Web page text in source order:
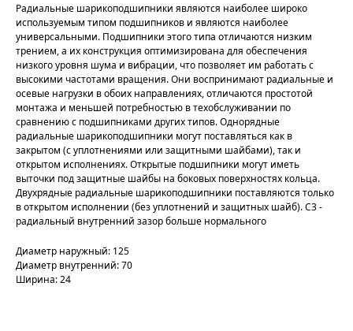
Радиальные шарикоподшипники являются наиболее широко
используемым типом подшипников и являются наиболее
универсальными. Подшипники этого типа отличаются низким
трением, а их конструкция оптимизирована для обеспечения
низкого уровня шума и вибрации, что позволяет им работать с
высокими частотами вращения. Они воспринимают радиальные и
осевые нагрузки в обоих направлениях, отличаются простотой
монтажа и меньшей потребностью в техобслуживании по
сравнению с подшипниками других типов. Однорядные
радиальные шарикоподшипники могут поставляться как в
закрытом (с уплотнениями или защитными шайбами), так и
открытом исполнениях. Открытые подшипники могут иметь
выточки под защитные шайбы на боковых поверхностях кольца.
Двухрядные радиальные шарикоподшипники поставляются только
в открытом исполнении (без уплотнений и защитных шайб). C3 -
радиальный внутренний зазор больше нормального
Диаметр наружный: 125
Диаметр внутренний: 70
Ширина: 24